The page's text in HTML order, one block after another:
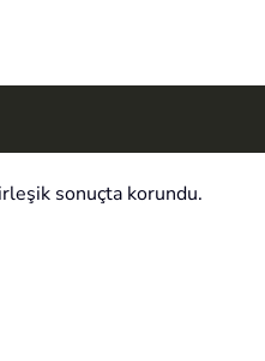
sonuçta korundu.